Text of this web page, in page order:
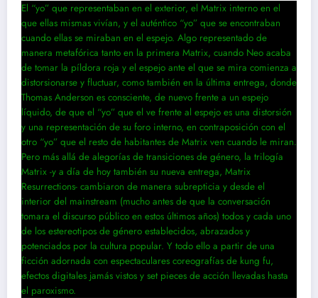
El “yo” que representaban en el exterior, el Matrix interno en el
que ellas mismas vivían, y el auténtico “yo” que se encontraban
cuando ellas se miraban en el espejo. Algo representado de
manera metafórica tanto en la primera Matrix, cuando Neo acaba
de tomar la píldora roja y el espejo ante el que se mira comienza a
distorsionarse y fluctuar, como también en la última entrega, donde
Thomas Anderson es consciente, de nuevo frente a un espejo
líquido, de que el “yo” que el ve frente al espejo es una distorsión
y una representación de su foro interno, en contraposición con el
otro “yo” que el resto de habitantes de Matrix ven cuando le miran.
Pero más allá de alegorías de transiciones de género, la trilogía
Matrix -y a día de hoy también su nueva entrega, Matrix
Resurrections- cambiaron de manera subrepticia y desde el
interior del mainstream (mucho antes de que la conversación
tomara el discurso público en estos últimos años) todos y cada uno
de los estereotipos de género establecidos, abrazados y
potenciados por la cultura popular. Y todo ello a partir de una
ficción adornada con espectaculares coreografías de kung fu,
efectos digitales jamás vistos y set pieces de acción llevadas hasta
el paroxismo.